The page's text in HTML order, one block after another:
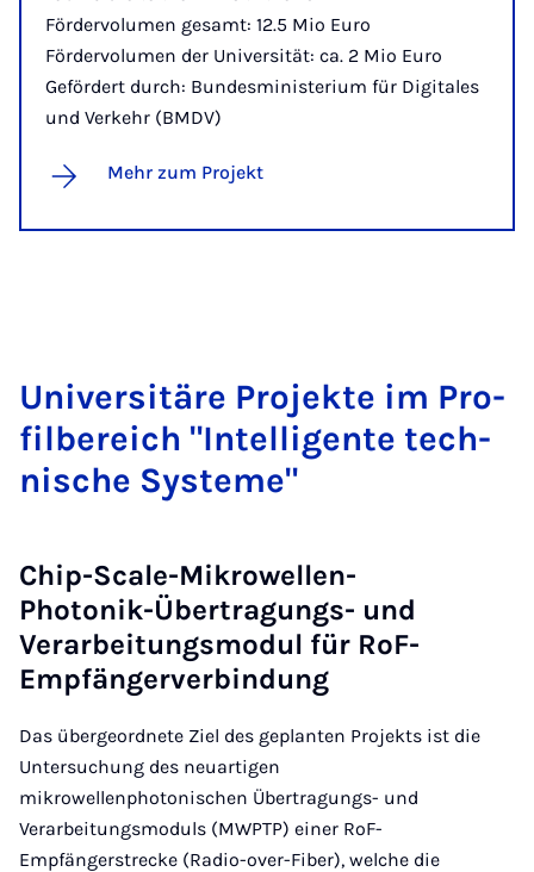
Fördervolumen gesamt: 12.5 Mio Euro
Fördervolumen der Universität: ca. 2 Mio Euro
Gefördert durch: Bundesministerium für Digitales
und Verkehr (BMDV)
Mehr zum Projekt
Uni­ver­si­tä­re Pro­jek­te im Pro­
fil­be­reich "In­tel­li­gen­te tech­
ni­sche Sys­te­me"
Chip-Scale-Mikrowellen-
Photonik-Übertragungs- und
Verarbeitungsmodul für RoF-
Empfängerverbindung
Das übergeordnete Ziel des geplanten Projekts ist die
Untersuchung des neuartigen
mikrowellenphotonischen Übertragungs- und
Verarbeitungsmoduls (MWPTP) einer RoF-
Empfängerstrecke (Radio-over-Fiber), welche die